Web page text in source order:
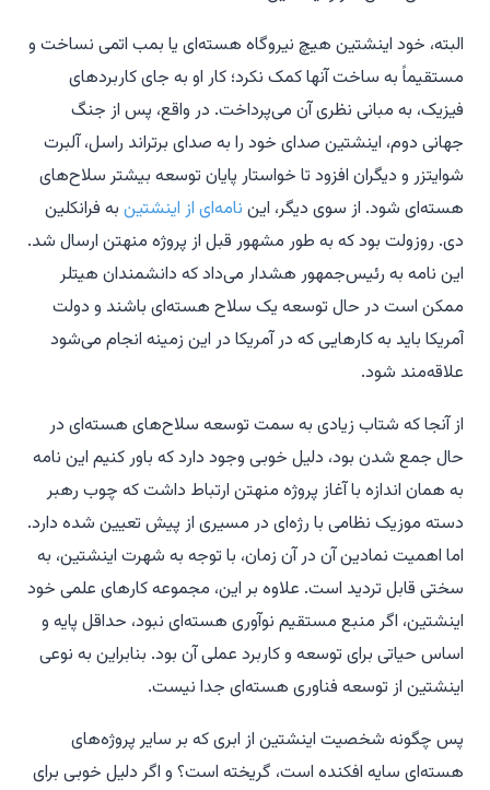
البته، خود اینشتین هیچ نیروگاه هسته‌ای یا بمب اتمی نساخت و
مستقیماً به ساخت آنها کمک نکرد؛ کار او به جای کاربردهای
فیزیک، به مبانی نظری آن می‌پرداخت. در واقع، پس از جنگ
جهانی دوم، اینشتین صدای خود را به صدای برتراند راسل، آلبرت
شوایتزر و دیگران افزود تا خواستار پایان توسعه بیشتر سلاح‌های
هسته‌ای شود. از سوی دیگر، این نامه‌ای از اینشتین به فرانکلین
دی. روزولت بود که به طور مشهور قبل از پروژه منهتن ارسال شد.
این نامه به رئیس‌جمهور هشدار می‌داد که دانشمندان هیتلر
ممکن است در حال توسعه یک سلاح هسته‌ای باشند و دولت
آمریکا باید به کارهایی که در آمریکا در این زمینه انجام می‌شود
علاقه‌مند شود.
از آنجا که شتاب زیادی به سمت توسعه سلاح‌های هسته‌ای در
حال جمع شدن بود، دلیل خوبی وجود دارد که باور کنیم این نامه
به همان اندازه با آغاز پروژه منهتن ارتباط داشت که چوب رهبر
دسته موزیک نظامی با رژه‌ای در مسیری از پیش تعیین شده دارد.
اما اهمیت نمادین آن در آن زمان، با توجه به شهرت اینشتین، به
سختی قابل تردید است. علاوه بر این، مجموعه کارهای علمی خود
اینشتین، اگر منبع مستقیم نوآوری هسته‌ای نبود، حداقل پایه و
اساس حیاتی برای توسعه و کاربرد عملی آن بود. بنابراین به نوعی
اینشتین از توسعه فناوری هسته‌ای جدا نیست.
پس چگونه شخصیت اینشتین از ابری که بر سایر پروژه‌های
هسته‌ای سایه افکنده است، گریخته است؟ و اگر دلیل خوبی برای